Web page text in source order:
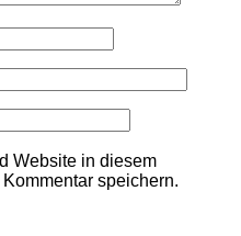
Website in diesem
speichern.